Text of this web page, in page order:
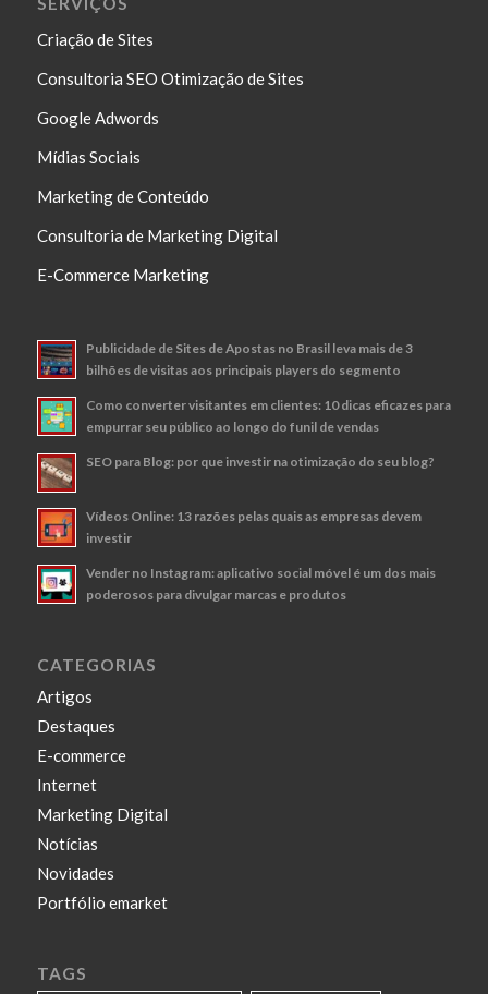
Criação de Sites
Consultoria SEO Otimização de Sites
Google Adwords
Mídias Sociais
Marketing de Conteúdo
Consultoria de Marketing Digital
E-Commerce Marketing
Publicidade de Sites de Apostas no Brasil leva mais de 3
bilhões de visitas aos principais players do segmento
Como converter visitantes em clientes: 10 dicas eficazes para
empurrar seu público ao longo do funil de vendas
SEO para Blog: por que investir na otimização do seu blog?
Vídeos Online: 13 razões pelas quais as empresas devem
investir
Vender no Instagram: aplicativo social móvel é um dos mais
poderosos para divulgar marcas e produtos
CATEGORIAS
Artigos
Destaques
E-commerce
Internet
Marketing Digital
Notícias
Novidades
Portfólio emarket
TAGS